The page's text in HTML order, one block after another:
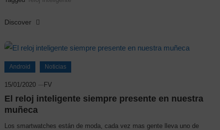
Discover
Android Noticias
15/01/2020 FV
El reloj inteligente siempre presente en nuestra
muñeca
Los smartwatches están de moda, cada vez mas gente lleva uno de